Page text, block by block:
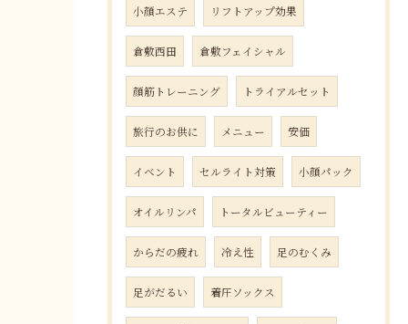
小顔エステ リフトアップ効果
倉敷西田 倉敷フェイシャル
顔筋トレーニング トライアルセット
旅行のお供に メニュー 安価
イベント セルライト対策 小顔パック
オイルリンパ トータルビューティー
からだの疲れ 冷え性 足のむくみ
足がだるい 着圧ソックス